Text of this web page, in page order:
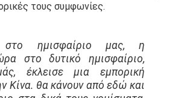
τους συμφωνίες.
ημισφαίριο μας, η
στο δυτικό ημισφαίριο,
έκλεισε μια εμπορική
Κίνα. θα κάνουν από εδώ και